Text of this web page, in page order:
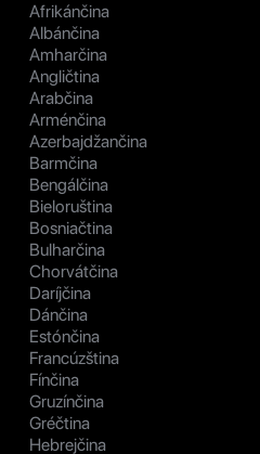
Afrikánčina
Albánčina
Amharčina
Angličtina
Arabčina
Arménčina
Azerbajdžančina
Barmčina
Bengálčina
Bieloruština
Bosniačtina
Bulharčina
Chorvátčina
Daríjčina
Dánčina
Estónčina
Francúzština
Fínčina
Gruzínčina
Gréčtina
Hebrejčina